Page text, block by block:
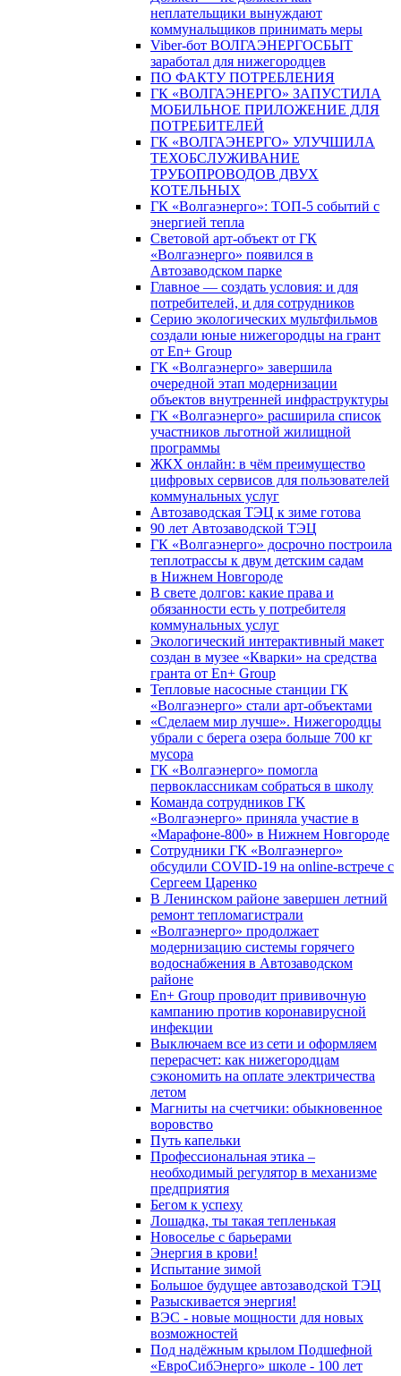
неплательщики вынуждают
коммунальщиков принимать меры
Viber-бот ВОЛГАЭНЕРГОСБЫТ
заработал для нижегородцев
ПО ФАКТУ ПОТРЕБЛЕНИЯ
ГК «ВОЛГАЭНЕРГО» ЗАПУСТИЛА
МОБИЛЬНОЕ ПРИЛОЖЕНИЕ ДЛЯ
ПОТРЕБИТЕЛЕЙ
ГК «ВОЛГАЭНЕРГО» УЛУЧШИЛА
ТЕХОБСЛУЖИВАНИЕ
ТРУБОПРОВОДОВ ДВУХ
КОТЕЛЬНЫХ
ГК «Волгаэнерго»: ТОП-5 событий с
энергией тепла
Световой арт-объект от ГК
«Волгаэнерго» появился в
Автозаводском парке
Главное — создать условия: и для
потребителей, и для сотрудников
Серию экологических мультфильмов
создали юные нижегородцы на грант
от En+ Group
ГК «Волгаэнерго» завершила
очередной этап модернизации
объектов внутренней инфраструктуры
ГК «Волгаэнерго» расширила список
участников льготной жилищной
программы
ЖКХ онлайн: в чём преимущество
цифровых сервисов для пользователей
коммунальных услуг
Автозаводская ТЭЦ к зиме готова
90 лет Автозаводской ТЭЦ
ГК «Волгаэнерго» досрочно построила
теплотрассы к двум детским садам
в Нижнем Новгороде
В свете долгов: какие права и
обязанности есть у потребителя
коммунальных услуг
Экологический интерактивный макет
создан в музее «Кварки» на средства
гранта от En+ Group
Тепловые насосные станции ГК
«Волгаэнерго» стали арт-объектами
«Сделаем мир лучше». Нижегородцы
убрали с берега озера больше 700 кг
мусора
ГК «Волгаэнерго» помогла
первоклассникам собраться в школу
Команда сотрудников ГК
«Волгаэнерго» приняла участие в
«Марафоне-800» в Нижнем Новгороде
Сотрудники ГК «Волгаэнерго»
обсудили COVID-19 на online-встрече с
Сергеем Царенко
В Ленинском районе завершен летний
ремонт тепломагистрали
«Волгаэнерго» продолжает
модернизацию системы горячего
водоснабжения в Автозаводском
районе
En+ Group проводит прививочную
кампанию против коронавирусной
инфекции
Выключаем все из сети и оформляем
перерасчет: как нижегородцам
сэкономить на оплате электричества
летом
Магниты на счетчики: обыкновенное
воровство
Путь капельки
Профессиональная этика –
необходимый регулятор в механизме
предприятия
Бегом к успеху
Лошадка, ты такая тепленькая
Новоселье с барьерами
Энергия в крови!
Испытание зимой
Большое будущее автозаводской ТЭЦ
Разыскивается энергия!
ВЭС - новые мощности для новых
возможностей
Под надёжным крылом Подшефной
«ЕвроСибЭнерго» школе - 100 лет